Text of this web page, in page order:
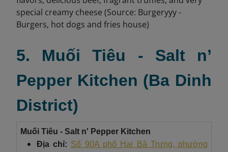
5. Muối Tiêu - Salt n’
Pepper Kitchen (Ba Dinh
District)
Muối Tiêu - Salt n' Pepper Kitchen
Địa chỉ: Số 90A phố Hai Bà Trưng, phường